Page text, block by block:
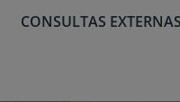
CONSULTAS EXTERNAS